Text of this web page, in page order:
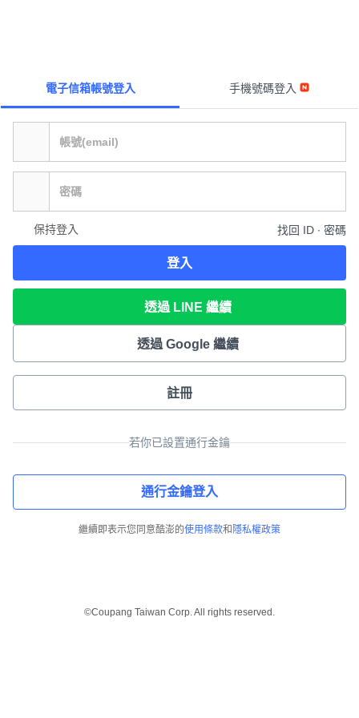
電子信箱帳號登入 手機號碼登入
保持登入 找回 ID ∙ 密碼
登入
透過 LINE 繼續
透過 Google 繼續
註冊
若你已設置通行金鑰
通行金鑰登入
繼續即表示您同意酷澎的使用條款和 隱私權政策
©Coupang Taiwan Corp. All rights reserved.